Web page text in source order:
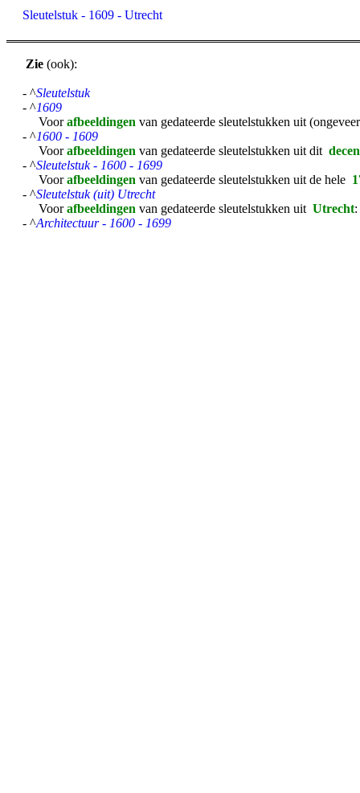
Sleutelstuk - 1609 - Utrecht
Zie (ook):
- ^Sleutelstuk
- ^1609
Voorafbeeldingen van gedateerde sleutelstukken uit
- ^1600 - 1609
Voorafbeeldingen van gedateerde sleutelstukken uit dit
- ^Sleutelstuk - 1600 - 1699
Voorafbeeldingen van gedateerde sleutelstukken uit de hele
- ^Sleutelstuk (uit) Utrecht
Voorafbeeldingen van gedateerde sleutelstukken uit Utrecht
- ^Architectuur - 1600 - 1699